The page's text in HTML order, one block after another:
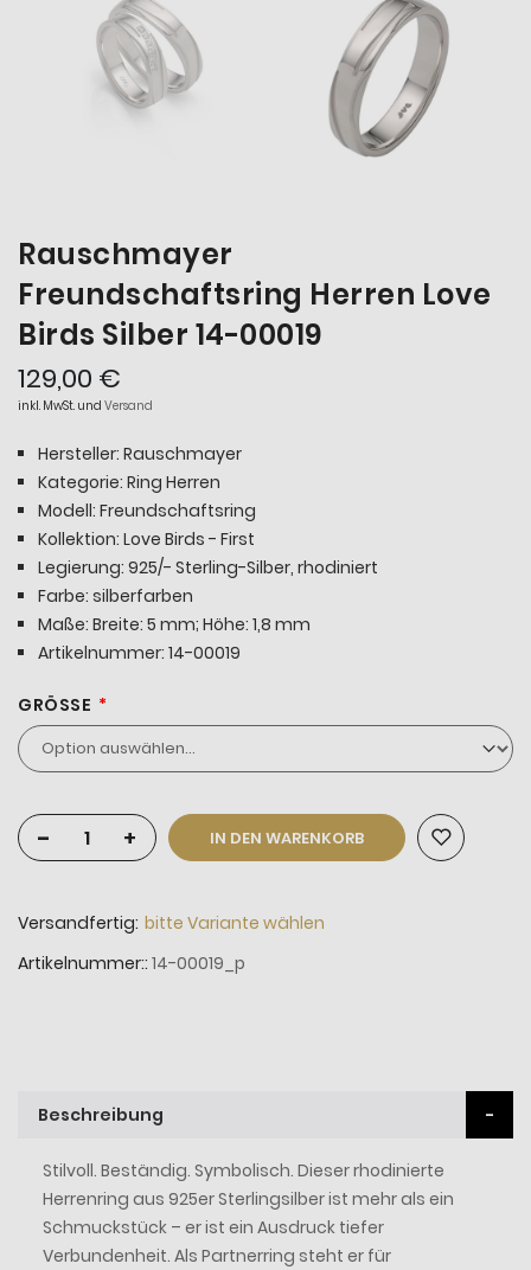
Rauschmayer
Freundschaftsring Herren Love
Birds Silber 14-00019
129,00 €
inkl. MwSt. und Versand
Hersteller: Rauschmayer
Kategorie: Ring Herren
Modell: Freundschaftsring
Kollektion: Love Birds - First
Legierung: 925/- Sterling-Silber, rhodiniert
Farbe: silberfarben
Maße: Breite: 5 mm; Höhe: 1,8 mm
Artikelnummer: 14-00019
GRÖSSE
- + IN DEN WARENKORB
Versandfertig: bitte Variante wählen
Artikelnummer: 14-00019_p
Beschreibung
Stilvoll. Beständig. Symbolisch. Dieser rhodinierte
Herrenring aus 925er Sterlingsilber ist mehr als ein
Schmuckstück – er ist ein Ausdruck tiefer
Verbundenheit. Als Partnerring steht er für